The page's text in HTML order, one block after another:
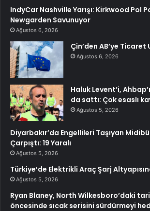
IndyCar Nashville Yarışı: Kirkwood Pol
Newgarden Savunuyor
Ağustos 6, 2026
Çin’den AB’ye Ticaret
Ağustos 6, 2026
Haluk Levent’i,
da sattı: Çok esaslı
Ağustos 5, 2026
Diyarbakır’da Engellileri Taşıyan
Çarpıştı: 19 Yaralı
Ağustos 5, 2026
Türkiye’de Elektrikli Araç Şarj
Ağustos 5, 2026
Ryan Blaney, North Wilkesboro’daki
öncesinde sıcak serisini sürdürmeyi